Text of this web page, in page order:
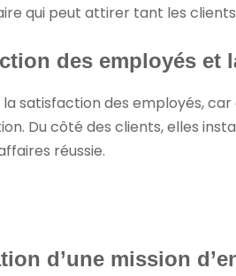
qui peut attirer tant les
des employés et
satisfaction des employés,
Du côté des clients, elles
réussie.
d’une mission